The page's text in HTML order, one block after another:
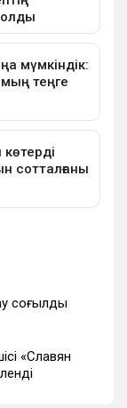
соғылды
«Славян